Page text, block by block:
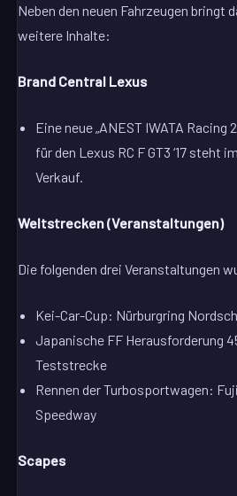
Neben den neuen Fahrzeugen bringt
weitere Inhalte:
Brand Central Lexus
Eine neue „ANEST IWATA Racing
für den Lexus RC F GT3 ‘17 steht
Verkauf.
Weltstrecken (Veranstaltungen)
Die folgenden drei Veranstaltungen
Kei-Car-Cup: Nürburgring
Japanische FF Herausforderung
Teststrecke
Rennen der Turbosportwagen:
Speedway
Scapes